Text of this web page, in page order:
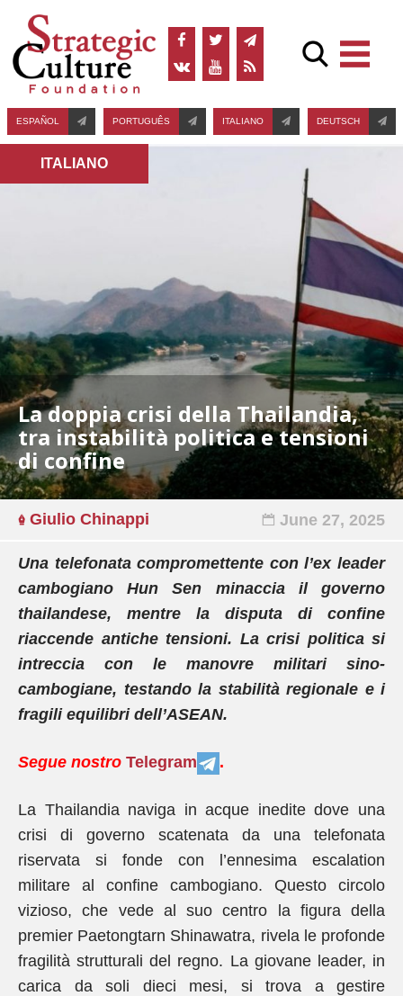
ESPAÑOL PORTUGUÊS ITALIANO DEUTSCH
ITALIANO
La doppia crisi della Thailandia,
tra instabilità politica e tensioni
di confine
Giulio Chinappi June 27, 2025
Una telefonata compromettente con l’ex leader
cambogiano Hun Sen minaccia il governo
thailandese, mentre la disputa di confine
riaccende antiche tensioni. La crisi politica si
intreccia con le manovre militari sino-
cambogiane, testando la stabilità regionale e i
fragili equilibri dell’ASEAN.
Segue nostro Telegram .
La Thailandia naviga in acque inedite dove una
crisi di governo scatenata da una telefonata
riservata si fonde con l’ennesima escalation
militare al confine cambogiano. Questo circolo
vizioso, che vede al suo centro la figura della
premier Paetongtarn Shinawatra, rivela le profonde
fragilità strutturali del regno. La giovane leader, in
carica da soli dieci mesi, si trova a gestire